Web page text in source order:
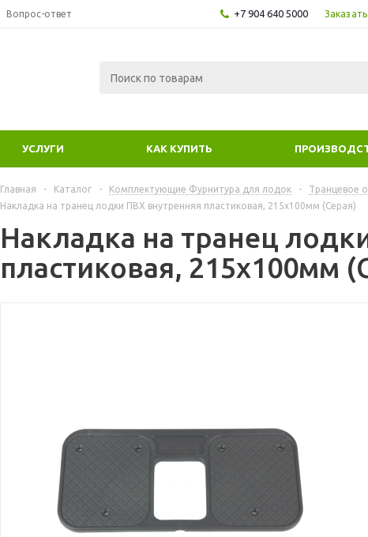
Вопрос-ответ +7 904 640 5000
УСЛУГИ КАК КУПИТЬ
Главная - Каталог - Комплектующие Фурнитура для лодок - Транцевое
Накладка на транец лодки ПВХ внутренняя пластиковая, 215х100мм (Серая)
Накладка на транец
пластиковая, 215х100мм